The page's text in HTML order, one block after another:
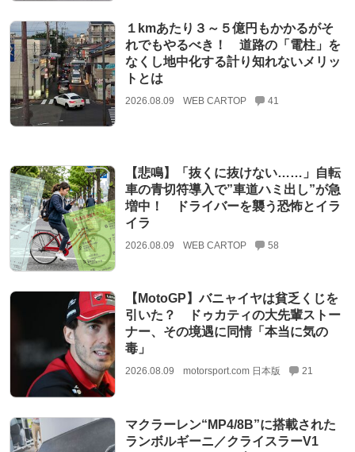
１kmあたり３～５億円もかかるがそ
れでもやるべき！ 道路の「電柱」を
なくし地中化する計り知れないメリッ
トとは
2026.08.09 WEB CARTOP 41
【悲鳴】「抜くに抜けない……」自転
車の青切符導入で”車道ハミ出し”が急
増中！ ドライバーを襲う恐怖とイラ
イラ
2026.08.09 WEB CARTOP 58
【MotoGP】バニャイヤは貧乏くじを
引いた？ ドゥカティの大先輩ストー
ナー、その境遇に同情「本当に気の
毒」
2026.08.09 motorsport.com 日本版 21
マクラーレン“MP4/8B”に搭載された
ランボルギーニ／クライスラーV1